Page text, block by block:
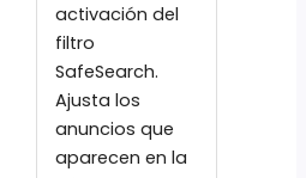
activación del
filtro
SafeSearch.
Ajusta los
anuncios que
aparecen en la